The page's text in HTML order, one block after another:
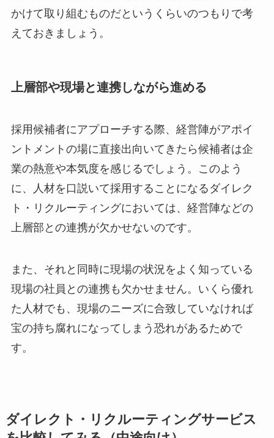
かけて取り組むものだというくらいのつもりで考
えておきましょう。
上層部や現場と連携しながら進める
採用候補者にアプローチする際、経営陣がアポイ
ントメントの場に直接出向いてきたら候補者は企
業の熱意や本気度を感じるでしょう。このよう
に、人材を口説いて採用することになるダイレク
ト・リクルーティングにおいては、経営陣などの
上層部との連携が欠かせないのです。
また、それと同時に現場の状況をよく知っている
現場の社員との連携も欠かせません。いくら優れ
た人材でも、現場のニーズに合致していなければ
宝の持ち腐れになってしまう恐れがあるためで
す。
ダイレクト・リクルーティングサービス